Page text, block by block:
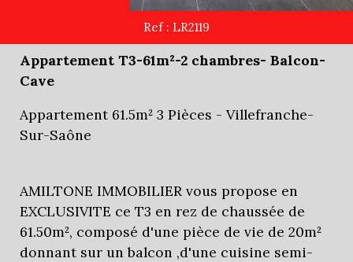
Ref : LR2119
Appartement T3-61m²-2 chambres- Balcon-
Cave
Appartement 61.5m² 3 Pièces - Villefranche-
Sur-Saône
AMILTONE IMMOBILIER vous propose en
EXCLUSIVITE ce T3 en rez de chaussée de
61.50m², composé d'une pièce de vie de 20m²
donnant sur un balcon ,d'une cuisine semi-